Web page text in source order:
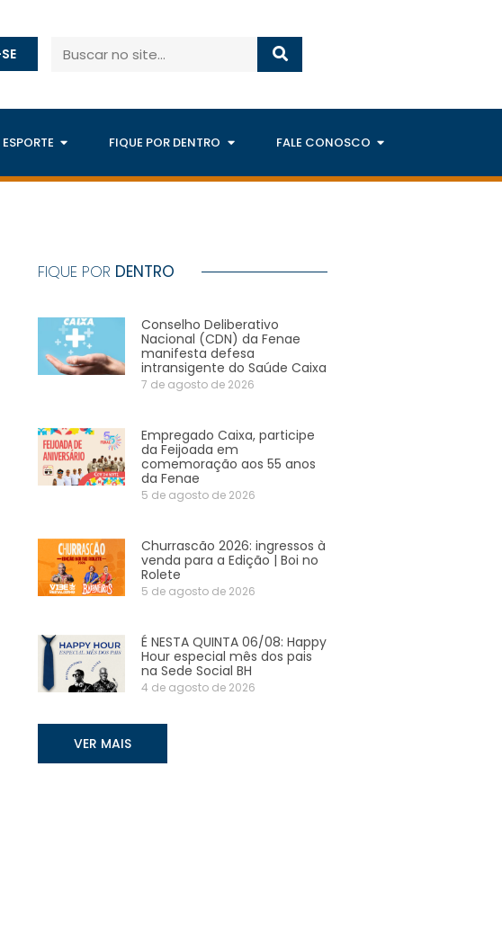
ESPORTE FIQUE POR DENTRO FALE CONOSCO
FIQUE POR DENTRO
Conselho Deliberativo
Nacional (CDN) da Fenae
manifesta defesa
intransigente do Saúde Caixa
7 de agosto de 2026
Empregado Caixa, participe
da Feijoada em
comemoração aos 55 anos
da Fenae
5 de agosto de 2026
Churrascão 2026: ingressos à
venda para a Edição | Boi no
Rolete
5 de agosto de 2026
É NESTA QUINTA 06/08: Happy
Hour especial mês dos pais
na Sede Social BH
4 de agosto de 2026
VER MAIS